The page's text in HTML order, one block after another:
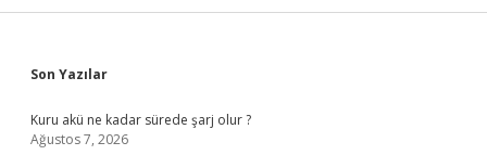
Sidebar
Son Yazılar
Kuru akü ne kadar sürede şarj olur ?
Ağustos 7, 2026